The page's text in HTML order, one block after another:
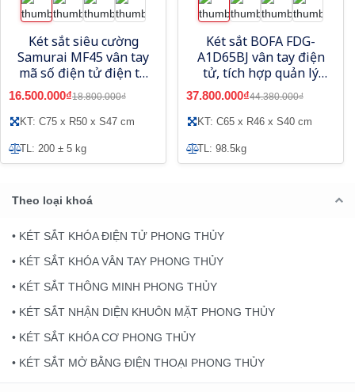
Két sắt siêu cường
Samurai MF45 vân tay
mã số điện tử điện tử
- Nghinh phúc
16.500.000₫18.800.000₫
KT: C75 x R50 x S47 cm
TL: 200 ± 5 kg
Két sắt BOFA FDG-
A1D65BJ vân tay điện
tử, tích hợp quản lý
bằng điện thoại
37.800.000₫44.380.000₫
KT: C65 x R46 x S40 cm
TL: 98.5kg
Theo loại khoá
• KÉT SẮT KHÓA ĐIỆN TỬ PHONG THỦY
• KÉT SẮT KHÓA VÂN TAY PHONG THỦY
• KÉT SẮT THÔNG MINH PHONG THỦY
• KÉT SẮT NHẬN DIỆN KHUÔN MẶT PHONG THỦY
• KÉT SẮT KHÓA CƠ PHONG THỦY
• KÉT SẮT MỞ BẰNG ĐIỆN THOẠI PHONG THỦY